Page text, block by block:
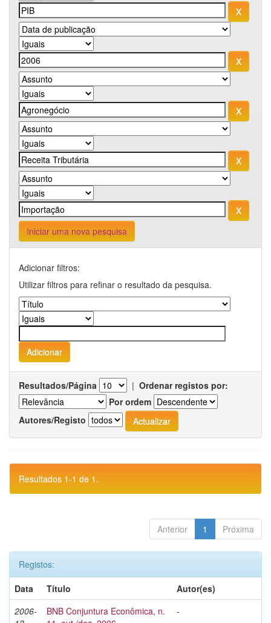
Iniciar uma nova pesquisa
Adicionar filtros:
Utilizar filtros para refinar o resultado da pesquisa.
Resultados/Página | Ordenar registos por:
Por ordem
Autores/Registo
Resultados 1-1 de 1.
Anterior 1 Próxima
Registos:
Data
Título
Autor(es)
2006-
BNB Conjuntura Econômica, n.
-